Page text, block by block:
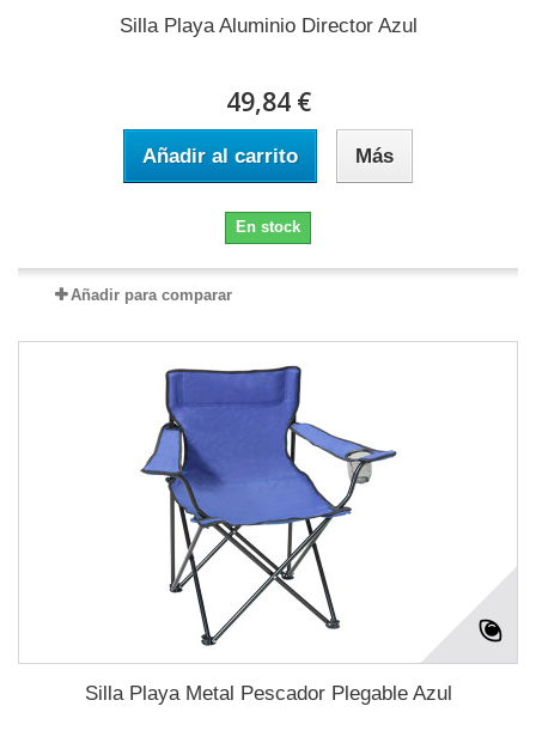
Silla Playa Aluminio Director Azul
49,84 €
Añadir al carrito Más
En stock
Añadir para comparar
Silla Playa Metal Pescador Plegable Azul